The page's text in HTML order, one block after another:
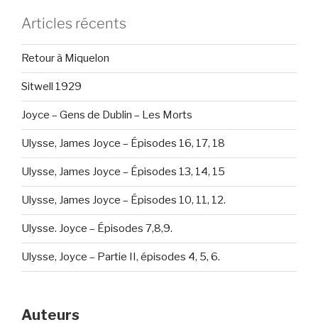
Articles récents
Retour à Miquelon
Sitwell 1929
Joyce – Gens de Dublin – Les Morts
Ulysse, James Joyce – Épisodes 16, 17, 18
Ulysse, James Joyce – Épisodes 13, 14, 15
Ulysse, James Joyce – Épisodes 10, 11, 12.
Ulysse. Joyce – Épisodes 7,8,9.
Ulysse, Joyce – Partie II, épisodes 4, 5, 6.
Auteurs